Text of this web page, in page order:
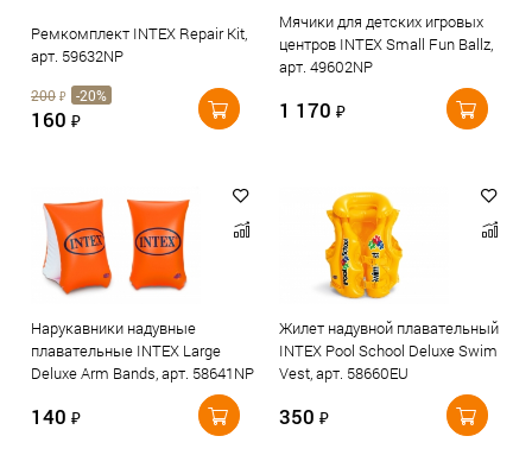
Ремкомплект INTEX Repair Kit,
арт. 59632NP
200 ₽ -20%
160 ₽
Мячики для детских игровых
центров INTEX Small Fun Ballz,
арт. 49602NP
1 170 ₽
Нарукавники надувные
плавательные INTEX Large
Deluxe Arm Bands, арт. 58641NP
140 ₽
Жилет надувной плавательный
INTEX Pool School Deluxe Swim
Vest, арт. 58660EU
350 ₽